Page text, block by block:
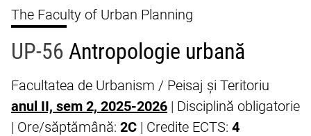
The Faculty of Urban Planning
UP-56 Antropologie urbană
Facultatea de Urbanism / Peisaj și Teritoriu
anul II, sem 2, 2025-2026 | Disciplină obligatorie
| Ore/săptămână: 2C | Credite ECTS: 4